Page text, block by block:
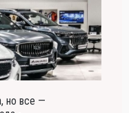
но все —